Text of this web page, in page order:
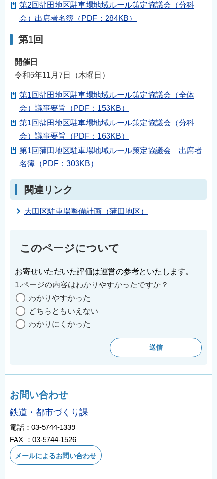
第2回蒲田地区駐車場地域ルール策定協議会（分科
会）出席者名簿（PDF：284KB）
第1回
開催日
令和6年11月7日（木曜日）
第1回蒲田地区駐車場地域ルール策定協議会（全体
会）議事要旨（PDF：153KB）
第1回蒲田地区駐車場地域ルール策定協議会（分科
会）議事要旨（PDF：163KB）
第1回蒲田地区駐車場地域ルール策定協議会 出席者
名簿（PDF：303KB）
関連リンク
大田区駐車場整備計画（蒲田地区）
このページについて
お寄せいただいた評価は運営の参考といたします。
1.ページの内容はわかりやすかったですか？
わかりやすかった
どちらともいえない
わかりにくかった
お問い合わせ
鉄道・都市づくり課
電話：03-5744-1339
FAX ：03-5744-1526
メールによるお問い合わせ